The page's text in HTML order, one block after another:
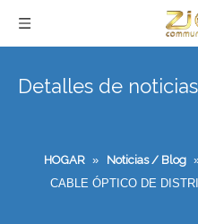
Detalles de noticias
HOGAR » Noticias / Blog
CABLE ÓPTICO DE